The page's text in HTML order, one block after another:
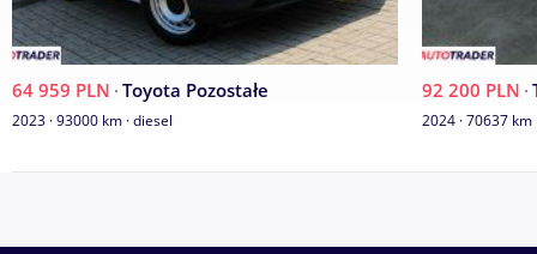
64 959 PLN ·Toyota Pozostałe
2023 · 93000 km · diesel
92 200 PLN ·
2024 · 70637 km